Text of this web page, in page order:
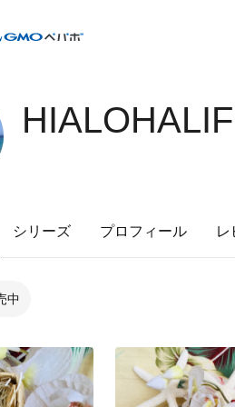
シリーズ プロフィール レ
中